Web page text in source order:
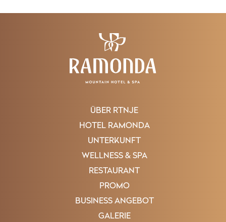
ÜBER RTNJE
HOTEL RAMONDA
UNTERKUNFT
WELLNESS & SPA
RESTAURANT
PROMO
BUSINESS ANGEBOT
GALERIE